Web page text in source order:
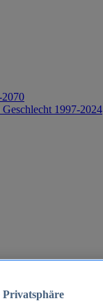
2070
1997-2024